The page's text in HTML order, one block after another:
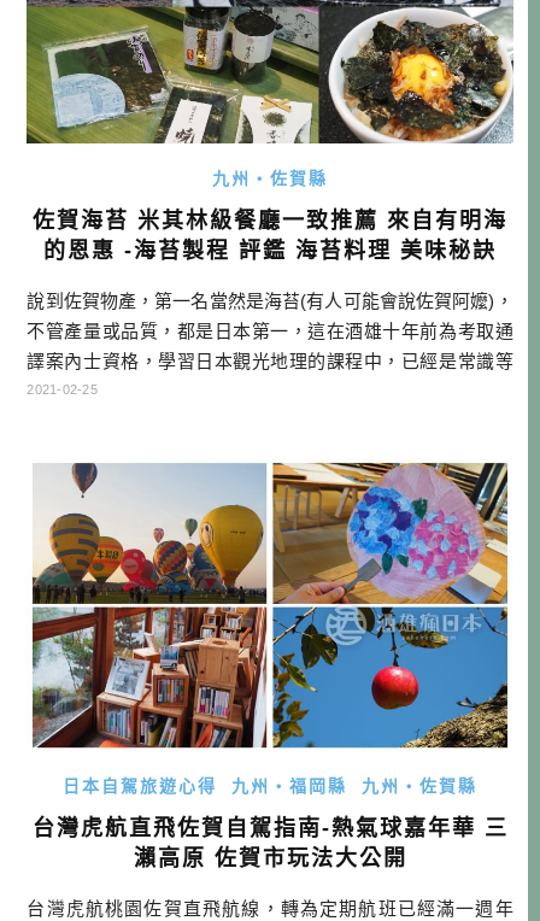
九州・佐賀縣
佐賀海苔 米其林級餐廳一致推薦 來自有明海
的恩惠 -海苔製程 評鑑 海苔料理 美味秘訣
說到佐賀物產，第一名當然是海苔(有人可能會說佐賀阿嬤)，
不管產量或品質，都是日本第一，這在酒雄十年前為考取通
譯案內士資格，學習日本觀光地理的課程中，已經是常識等
級。不過鮮少擔任主角的海苔，大家應該比較沒機會比較品
以好好認識海苔，未來在台灣吃日料或壽司時，能跟師傅多
聊上幾句。等到疫情過去，國境 […]…
2021-02-25
日本自駕旅遊心得 九州・福岡縣 九州・佐賀縣
台灣虎航直飛佐賀自駕指南-熱氣球嘉年華 三
瀨高原 佐賀市玩法大公開
台灣虎航桃園佐賀直飛航線，轉為定期航班已經滿一週年